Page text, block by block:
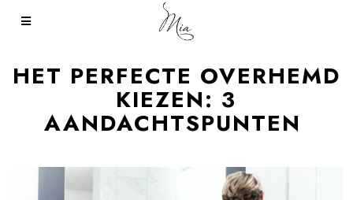
HET PERFECTE OVERHEMD
KIEZEN: 3
AANDACHTSPUNTEN